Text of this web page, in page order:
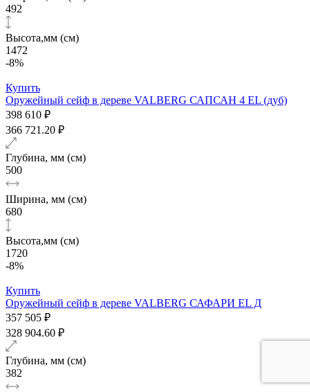
492
Высота,мм (см)
1472
-8%
Купить
Оружейный сейф в дереве VALBERG САПСАН 4 EL (дуб)
398 610 ₽
366 721.20 ₽
Глубина, мм (см)
500
Ширина, мм (см)
680
Высота,мм (см)
1720
-8%
Купить
Оружейный сейф в дереве VALBERG САФАРИ EL Д
357 505 ₽
328 904.60 ₽
Глубина, мм (см)
382